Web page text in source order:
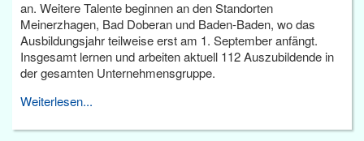
an. Weitere Talente beginnen an den Standorten
Meinerzhagen, Bad Doberan und Baden-Baden, wo das
Ausbildungsjahr teilweise erst am 1. September anfängt.
Insgesamt lernen und arbeiten aktuell 112 Auszubildende in
der gesamten Unternehmensgruppe.
Weiterlesen...